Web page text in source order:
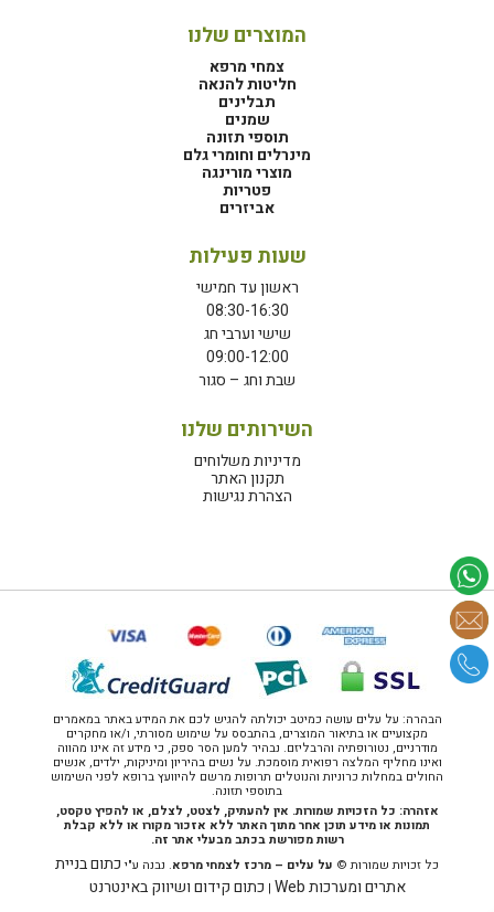
המוצרים שלנו
צמחי מרפא
חליטות להנאה
תבלינים
שמנים
תוספי תזונה
מינרלים וחומרי גלם
מוצרי מורינגה
פטריות
אביזרים
שעות פעילות
ראשון עד חמישי
08:30-16:30
שישי וערבי חג
09:00-12:00
שבת וחג – סגור
השירותים שלנו
מדיניות משלוחים
תקנון האתר
הצהרת נגישות
הבהרה: על עלים עושה כמיטב יכולתה להגיש לכם את המידע באתר במאמרים
מקצועיים או בתיאור המוצרים, בהתבסס על שימוש מסורתי, ו/או מחקרים
מודרניים, נטורופתיה והרבליזם. נבהיר למען הסר ספק, כי מידע זה אינו מהווה
ואינו מחליף המלצה רפואית מוסמכת. על נשים בהיריון ומיניקות, ילדים, אנשים
החולים במחלות כרוניות והנוטלים תרופות מרשם להיוועץ ברופא לפני השימוש
בתוספי תזונה.
אזהרה: כל הזכויות שמורות. אין להעתיק, לצטט, לצלם, או להפיץ טקסט,
תמונות או מידע תוכן אחר מתוך האתר ללא אזכור מקורו או ללא קבלת
רשות מפורשת בכתב מבעלי אתר זה.
כל זכויות שמורות © על עלים – מרכז לצמחי מרפא. נבנה ע"יכתום בניית
אתרים ומערכות Web
| כתום קידום ושיווק באינטרנט